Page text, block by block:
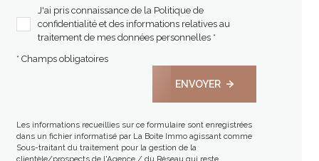
J'ai pris connaissance de la Politique de
confidentialité et des informations relatives au
traitement de mes données personnelles *
* Champs obligatoires
ENVOYER
Les informations recueillies sur ce formulaire sont enregistrées
dans un fichier informatisé par La Boite Immo agissant comme
Sous-traitant du traitement pour la gestion de la
clientèle/prospects de l'Agence / du Réseau qui reste